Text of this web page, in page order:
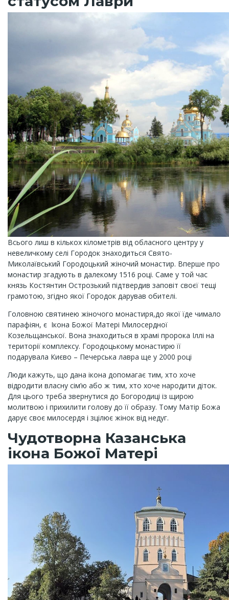
Всього лиш в кількох кілометрів від обласного центру у
невеличкому селі Городок знаходиться Свято-
Миколаївський Городоцький жіночий монастир. Вперше про
монастир згадують в далекому 1516 році. Саме у той час
князь Костянтин Острозький підтвердив заповіт своєї тещі
грамотою, згідно якої Городок дарував обителі.
Головною святинею жіночого монастиря,до якої їде чимало
парафіян, є Ікона Божої Матері Милосердної
Козельщанської. Вона знаходиться в храмі пророка Іллі на
території комплексу. Городоцькому монастирю її
подарувала Києво – Печерська лавра ще у 2000 році
Люди кажуть, що дана ікона допомагає тим, хто хоче
відродити власну сім’ю або ж тим, хто хоче народити діток.
Для цього треба звернутися до Богородиці із щирою
молитвою і прихилити голову до її образу. Тому Матір Божа
дарує своє милосердя і зцілює жінок від недуг.
Чудотворна Казанська
ікона Божої Матері